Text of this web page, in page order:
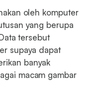
oleh komputer
yang berupa
tersebut
supaya dapat
banyak
macam gambar